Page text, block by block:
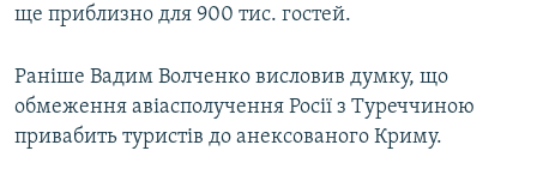
ще приблизно для 900 тис. гостей.
Раніше Вадим Волченко висловив думку, що
обмеження авіасполучення Росії з Туреччиною
привабить туристів до анексованого Криму.